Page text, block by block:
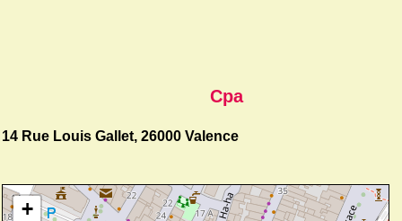
Cpa
14 Rue Louis Gallet, 26000 Valence
+